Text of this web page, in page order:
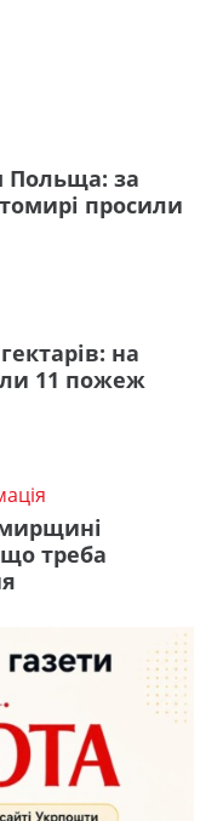
Польща: за
просили
на
11 пожеж
треба